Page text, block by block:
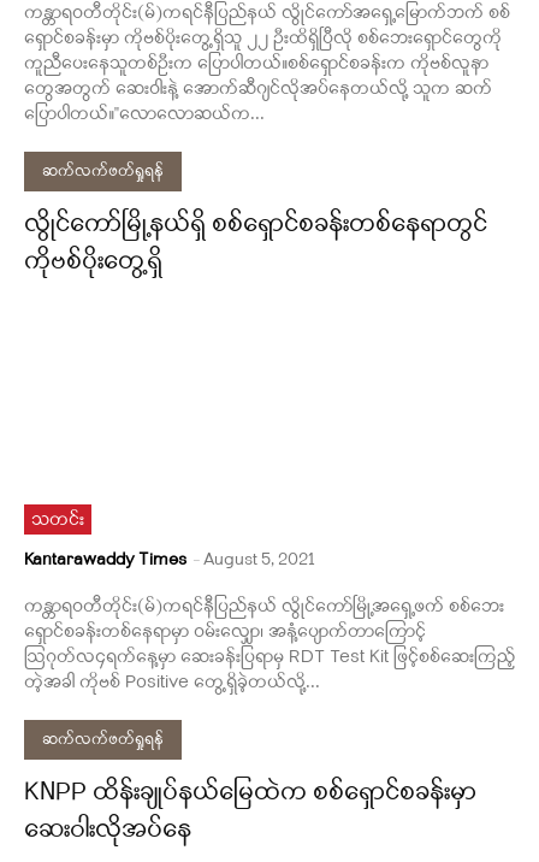
ကန္တာရဝတီတိုင်း(မ်)ကရင်နီပြည်နယ် လွိုင်ကော်အရှေ့မြောက်ဘက် စစ်
ရှောင်စခန်းမှာ ကိုဗစ်ပိုးတွေ့ရှိသူ ၂၂ ဦးထိရှိပြီလို စစ်ဘေးရှောင်တွေကို
ကူညီပေးနေသူတစ်ဦးက ပြောပါတယ်။စစ်ရှောင်စခန်းက ကိုဗစ်လူနာ
တွေအတွက် ဆေးဝါးနဲ့ အောက်ဆီဂျင်လိုအပ်နေတယ်လို့ သူက ဆက်
ပြောပါတယ်။''လောလောဆယ်က...
ဆက်လက်ဖတ်ရှုရန်
လွိုင်ကော်မြို့နယ်ရှိ စစ်ရှောင်စခန်းတစ်နေရာတွင်
ကိုဗစ်ပိုးတွေ့ရှိ
သတင်း
Kantarawaddy Times -August 5, 2021
ကန္တာရဝတီတိုင်း(မ်)ကရင်နီပြည်နယ် လွိုင်ကော်မြို့အရှေ့ဖက် စစ်ဘေး
ရှောင်စခန်းတစ်နေရာမှာ ဝမ်းလျှော၊ အနံ့ပျောက်တာကြောင့်
ဩဂုတ်လ၄ရက်နေ့မှာ ဆေးခန်းပြရာမှ RDT Test Kit ဖြင့်စစ်ဆေးကြည့်
တဲ့အခါ ကိုဗစ် Positive တွေ့ရှိခဲ့တယ်လို့...
ဆက်လက်ဖတ်ရှုရန်
KNPP ထိန်းချုပ်နယ်မြေထဲက စစ်ရှောင်စခန်းမှာ
ဆေးဝါးလိုအပ်နေ